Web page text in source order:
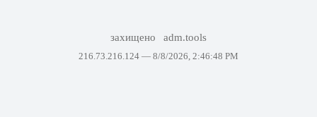
захищено adm.tools
216.73.216.124 — 8/8/2026, 2:46:48 PM